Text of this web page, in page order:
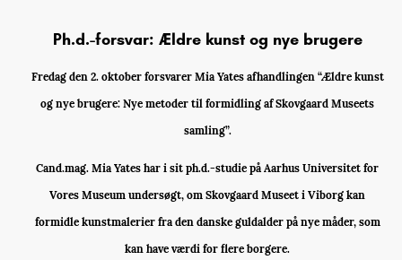
Ph.d.-forsvar: Ældre kunst og nye brugere
Fredag den 2. oktober forsvarer Mia Yates afhandlingen “Ældre kunst
og nye brugere: Nye metoder til formidling af Skovgaard Museets
samling”.
Cand.mag. Mia Yates har i sit ph.d.-studie på Aarhus Universitet for
Vores Museum undersøgt, om Skovgaard Museet i Viborg kan
formidle kunstmalerier fra den danske guldalder på nye måder, som
kan have værdi for flere borgere.